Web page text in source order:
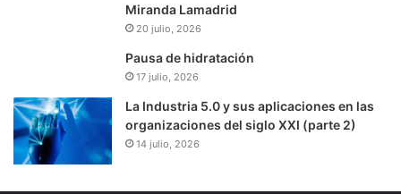
Miranda Lamadrid
20 julio, 2026
Pausa de hidratación
17 julio, 2026
La Industria 5.0 y sus aplicaciones en las
organizaciones del siglo XXI (parte 2)
14 julio, 2026